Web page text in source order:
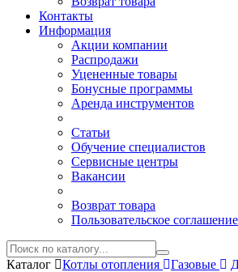
Контакты
Информация
Акции компании
Распродажи
Уцененные товары
Бонусные программы
Аренда инструментов
Статьи
Обучение специалистов
Сервисные центры
Вакансии
Возврат товара
Пользовательское соглашение
Каталог Котлы отопления Газовые